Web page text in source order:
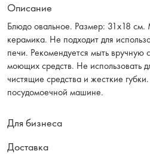
Описание
Блюдо овальное. Размер: 31х18 см.
керамика. Не подходит для
печи. Рекомендуется мыть вручную
моющих средств. Не использовать
чистящие средства и жесткие
посудомоечной машине.
Для бизнеса
Доставка